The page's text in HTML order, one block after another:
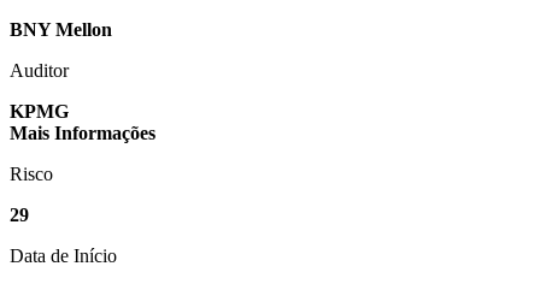
BNY Mellon
Auditor
KPMG
Mais Informações
Risco
29
Data de Início